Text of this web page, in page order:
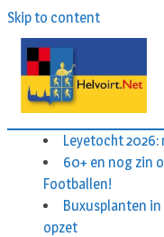
Skip to content
Leyetocht
60+ en nog zin
Footballen!
Buxusplanten
opzet